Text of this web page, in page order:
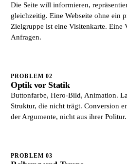
Die Seite will informieren,
gleichzeitig. Eine Webseite ohne ein
Zielgruppe ist eine Visitenkarte. Eine
Anfragen.
PROBLEM 02
Optik vor Statik
Buttonfarbe, Hero-Bild, Animation.
Struktur, die nicht trägt. Conversion
der Argumente, nicht aus ihrer Politur.
PROBLEM 03